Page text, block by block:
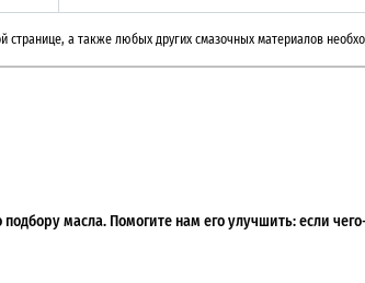
странице, а также любых других смазочных материалов
масла. Помогите нам его улучшить: если